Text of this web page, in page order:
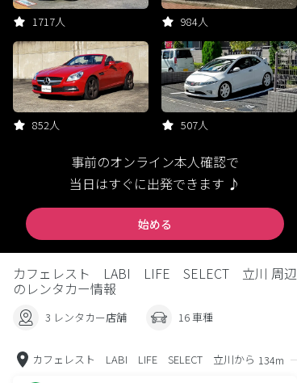
1717人 984人
852人 507人
事前のオンライン本人確認で
当日はすぐに出発できます ♪
始める
カフェレスト LABI LIFE SELECT 立川 周辺
のレンタカー情報
3 レンタカー店舗 16 車種
カフェレスト LABI LIFE SELECT 立川から 134m